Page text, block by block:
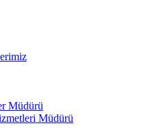
Müdürü
Müdürü